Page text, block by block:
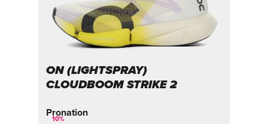
ON (LIGHTSPRAY)
CLOUDBOOM STRIKE 2
Pronation
10%